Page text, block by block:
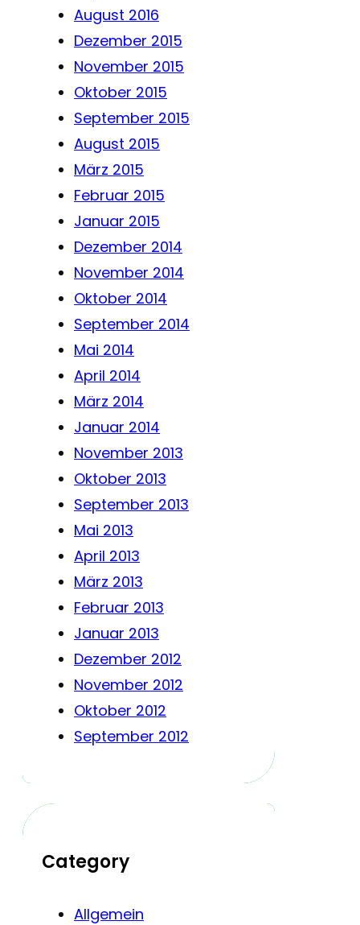
August 2016
Dezember 2015
November 2015
Oktober 2015
September 2015
August 2015
März 2015
Februar 2015
Januar 2015
Dezember 2014
November 2014
Oktober 2014
September 2014
Mai 2014
April 2014
März 2014
Januar 2014
November 2013
Oktober 2013
September 2013
Mai 2013
April 2013
März 2013
Februar 2013
Januar 2013
Dezember 2012
November 2012
Oktober 2012
September 2012
Category
Allgemein